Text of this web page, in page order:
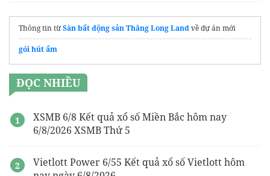
Thông tin từSàn bất động sản Thăng Long Landvề dự án mới
gói hút ẩm
ĐỌC NHIỀU
XSMB 6/8 Kết quả xổ số Miền Bắc hôm nay
6/8/2026 XSMB Thứ 5
Vietlott Power 6/55 Kết quả xổ số Vietlott hôm